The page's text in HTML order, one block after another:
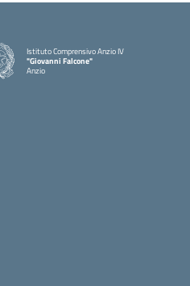
Istituto Comprensivo Anzio IV
"Giovanni Falcone"
Anzio